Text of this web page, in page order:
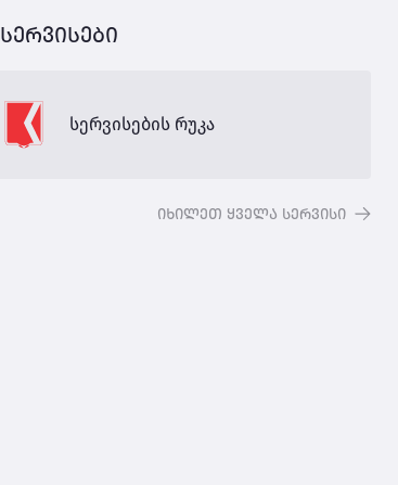
სერვისები
სერვისების რუკა
იხილეთ ყველა სერვისი